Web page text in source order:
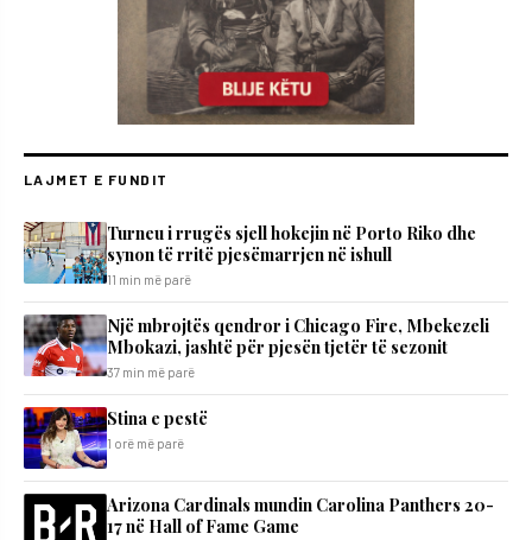
LAJMET E FUNDIT
Turneu i rrugës sjell hokejin në Porto Riko dhe
synon të rritë pjesëmarrjen në ishull
11 min më parë
Një mbrojtës qendror i Chicago Fire, Mbekezeli
Mbokazi, jashtë për pjesën tjetër të sezonit
37 min më parë
Stina e pestë
1 orë më parë
Arizona Cardinals mundin Carolina Panthers 20-
17 në Hall of Fame Game